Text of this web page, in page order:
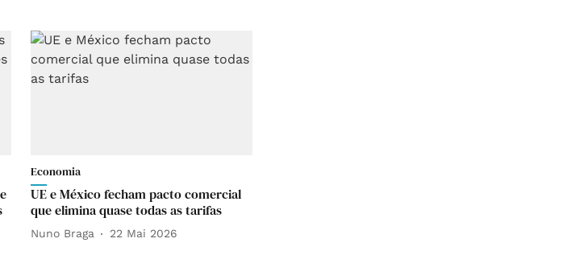
Economia
UE e México fecham pacto comercial
que elimina quase todas as tarifas
Nuno Braga 22 Mai 2026